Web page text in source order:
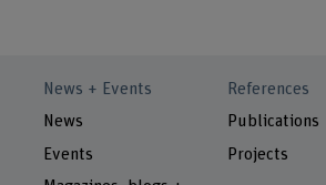
News + Events
News
Events
References
Publications
Projects